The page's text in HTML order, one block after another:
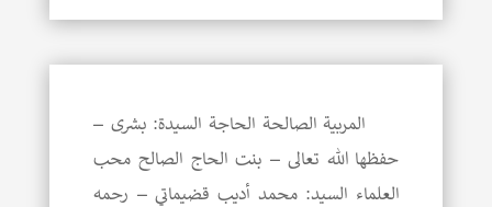
المربية الصالحة الحاجة السيدة: بشرى –
حفظها الله تعالى – بنت الحاج الصالح محب
العلماء السيد: محمد أديب قضيماتي – رحمه